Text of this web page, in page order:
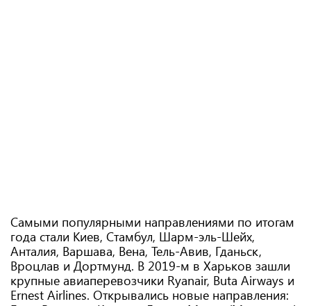
Самыми популярными направлениями по итогам
года стали Киев, Стамбул, Шарм-эль-Шейх,
Анталия, Варшава, Вена, Тель-Авив, Гданьск,
Вроцлав и Дортмунд. В 2019-м в Харьков зашли
крупные авиаперевозчики Ryanair, Buta Airways и
Ernest Airlines. Открывались новые направления: